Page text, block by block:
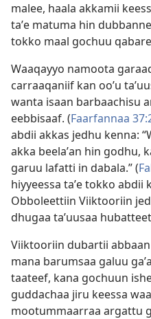
malee, haala akkamii
taʼe matuma hin
tokko maal gochuu
Waaqayyo namoota
carraaqaniif kan ooʼu
wanta isaan barbaachisu
eebbisaaf. (Faarfannaa
abdii akkas jedhu kenna:
akka beelaʼan hin godhu,
garuu lafatti in dabala.” (
hiyyeessa taʼe tokko abdii
Obboleettiin Viiktooriin
dhugaa taʼuusaa
Viiktooriin dubartii
mana barumsaa galuu
taateef, kana gochuun
guddachaa jiru keessa
mootummaarraa argattu